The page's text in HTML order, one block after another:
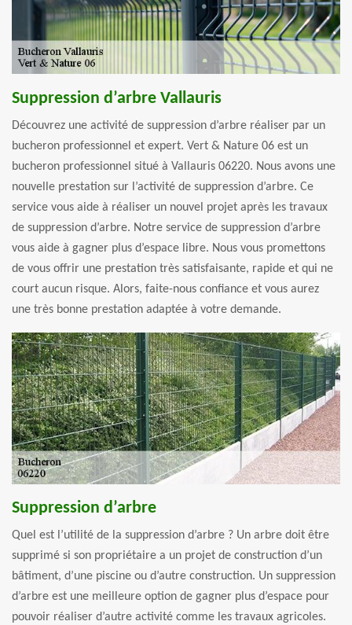
Suppression d’arbre Vallauris
Découvrez une activité de suppression d’arbre réaliser par un
bucheron professionnel et expert. Vert & Nature 06 est un
bucheron professionnel situé à Vallauris 06220. Nous avons une
nouvelle prestation sur l’activité de suppression d’arbre. Ce
service vous aide à réaliser un nouvel projet après les travaux
de suppression d’arbre. Notre service de suppression d’arbre
vous aide à gagner plus d’espace libre. Nous vous promettons
de vous offrir une prestation très satisfaisante, rapide et qui ne
court aucun risque. Alors, faite-nous confiance et vous aurez
une très bonne prestation adaptée à votre demande.
Suppression d’arbre
Quel est l’utilité de la suppression d’arbre ? Un arbre doit être
supprimé si son propriétaire a un projet de construction d’un
bâtiment, d’une piscine ou d’autre construction. Un suppression
d’arbre est une meilleure option de gagner plus d’espace pour
pouvoir réaliser d’autre activité comme les travaux agricoles.